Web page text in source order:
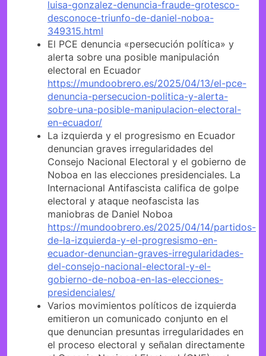
luisa-gonzalez-denuncia-fraude-grotesco-
desconoce-triunfo-de-daniel-noboa-
349315.html
El PCE denuncia «persecución política» y
alerta sobre una posible manipulación
electoral en Ecuador
https://mundoobrero.es/2025/04/13/el-pce-
denuncia-persecucion-politica-y-alerta-
sobre-una-posible-manipulacion-electoral-
en-ecuador/
La izquierda y el progresismo en Ecuador
denuncian graves irregularidades del
Consejo Nacional Electoral y el gobierno de
Noboa en las elecciones presidenciales. La
Internacional Antifascista califica de golpe
electoral y ataque neofascista las
maniobras de Daniel Noboa
https://mundoobrero.es/2025/04/14/partidos-
de-la-izquierda-y-el-progresismo-en-
ecuador-denuncian-graves-irregularidades-
del-consejo-nacional-electoral-y-el-
gobierno-de-noboa-en-las-elecciones-
presidenciales/
Varios movimientos políticos de izquierda
emitieron un comunicado conjunto en el
que denuncian presuntas irregularidades en
el proceso electoral y señalan directamente